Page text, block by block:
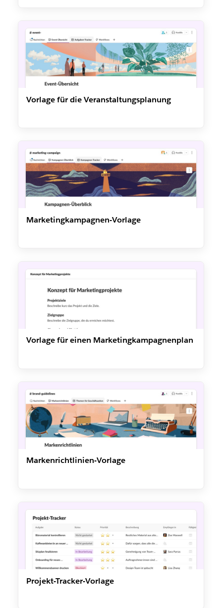
Vorlage für die Veranstaltungsplanung
Marketingkampagnen-Vorlage
Vorlage für einen Marketingkampagnenplan
Markenrichtlinien-Vorlage
Projekt-Tracker-Vorlage